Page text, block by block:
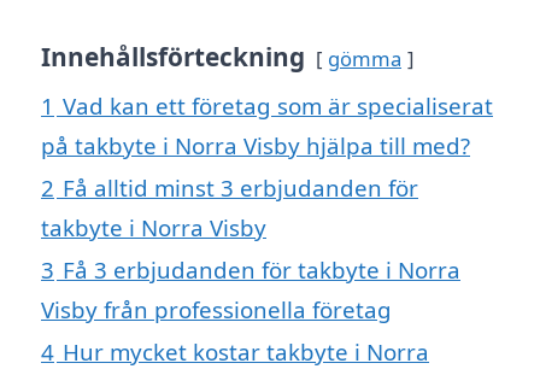
Innehållsförteckning gömma
1 Vad kan ett företag som är specialiserat
på takbyte i Norra Visby hjälpa till med?
2 Få alltid minst 3 erbjudanden för
takbyte i Norra Visby
3 Få 3 erbjudanden för takbyte i Norra
Visby från professionella företag
4 Hur mycket kostar takbyte i Norra